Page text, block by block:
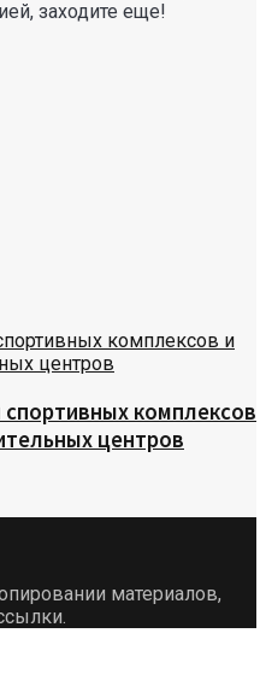
заходите еще!
комплексов
центров
материалов,